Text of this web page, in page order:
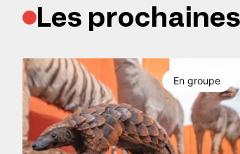
Les
En groupe